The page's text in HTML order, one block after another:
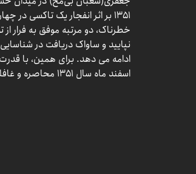
۱۳۵۱ بر اثر انفجار یک تاکسی
خطرناک، دو مرتبه موفق به فرار
نپایید و ساواک دریافت در
اسفند ماه سال ۱۳۵۱ محاصره و غافلگیر کرد.